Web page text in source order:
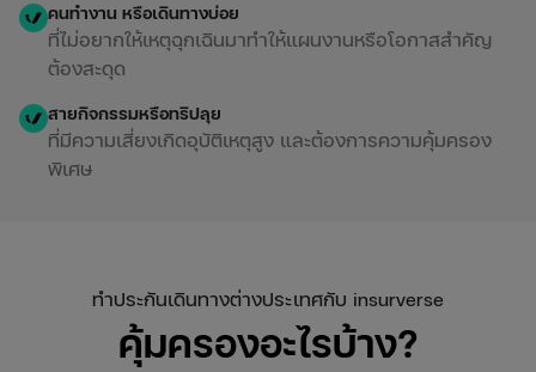
คนทำงาน หรือเดินทางบ่อย
ที่ไม่อยากให้เหตุฉุกเฉินมาทำให้แผนงานหรือโอกาสสำคัญ
ต้องสะดุด
สายกิจกรรมหรือทริปลุย
ที่มีความเสี่ยงเกิดอุบัติเหตุสูง และต้องการความคุ้มครอง
พิเศษ
ทำประกันเดินทางต่างประเทศกับ insurverse
คุ้มครองอะไรบ้าง?